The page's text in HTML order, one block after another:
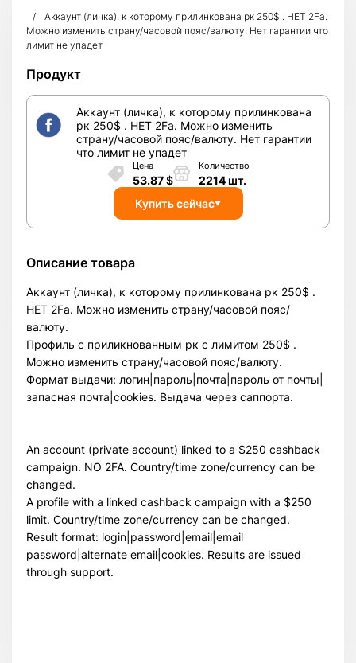
Аккаунт (личка), к которому прилинкована рк 250$ . НЕТ 2Fa.
Можно изменить страну/часовой пояс/валюту. Нет гарантии что
лимит не упадет
Продукт
Аккаунт (личка), к которому прилинкована
рк 250$ . НЕТ 2Fa. Можно изменить
страну/часовой пояс/валюту. Нет гарантии
что лимит не упадет
Цена
53.87 $
Количество
2214 шт.
Купить сейчас
Описание товара
Аккаунт (личка), к которому прилинкована рк 250$ .
НЕТ 2Fa. Можно изменить страну/часовой пояс/
валюту.
Профиль с приликнованным рк с лимитом 250$ .
Можно изменить страну/часовой пояс/валюту.
Формат выдачи: логин|пароль|почта|пароль от почты|
запасная почта|cookies. Выдача через саппорта.
An account (private account) linked to a $250 cashback
campaign. NO 2FA. Country/time zone/currency can be
changed.
A profile with a linked cashback campaign with a $250
limit. Country/time zone/currency can be changed.
Result format: login|password|email|email
password|alternate email|cookies. Results are issued
through support.
Всего позиций в корзине